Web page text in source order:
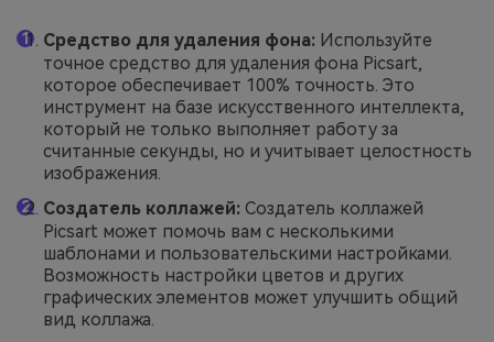
Средство для удаления фона: Используйте
точное средство для удаления фона Picsart,
которое обеспечивает 100% точность. Это
инструмент на базе искусственного интеллекта,
который не только выполняет работу за
считанные секунды, но и учитывает целостность
изображения.
Создатель коллажей: Создатель коллажей
Picsart может помочь вам с несколькими
шаблонами и пользовательскими настройками.
Возможность настройки цветов и других
графических элементов может улучшить общий
вид коллажа.